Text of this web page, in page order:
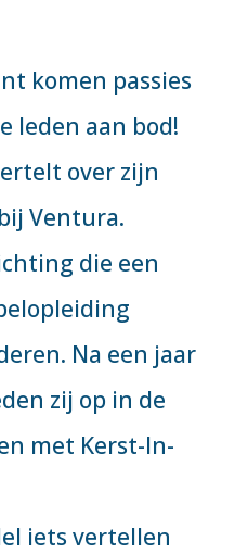
komen passies
leden aan bod!
over zijn
Ventura.
die een
Na een jaar
zij op in de
met Kerst-In-
iets vertellen